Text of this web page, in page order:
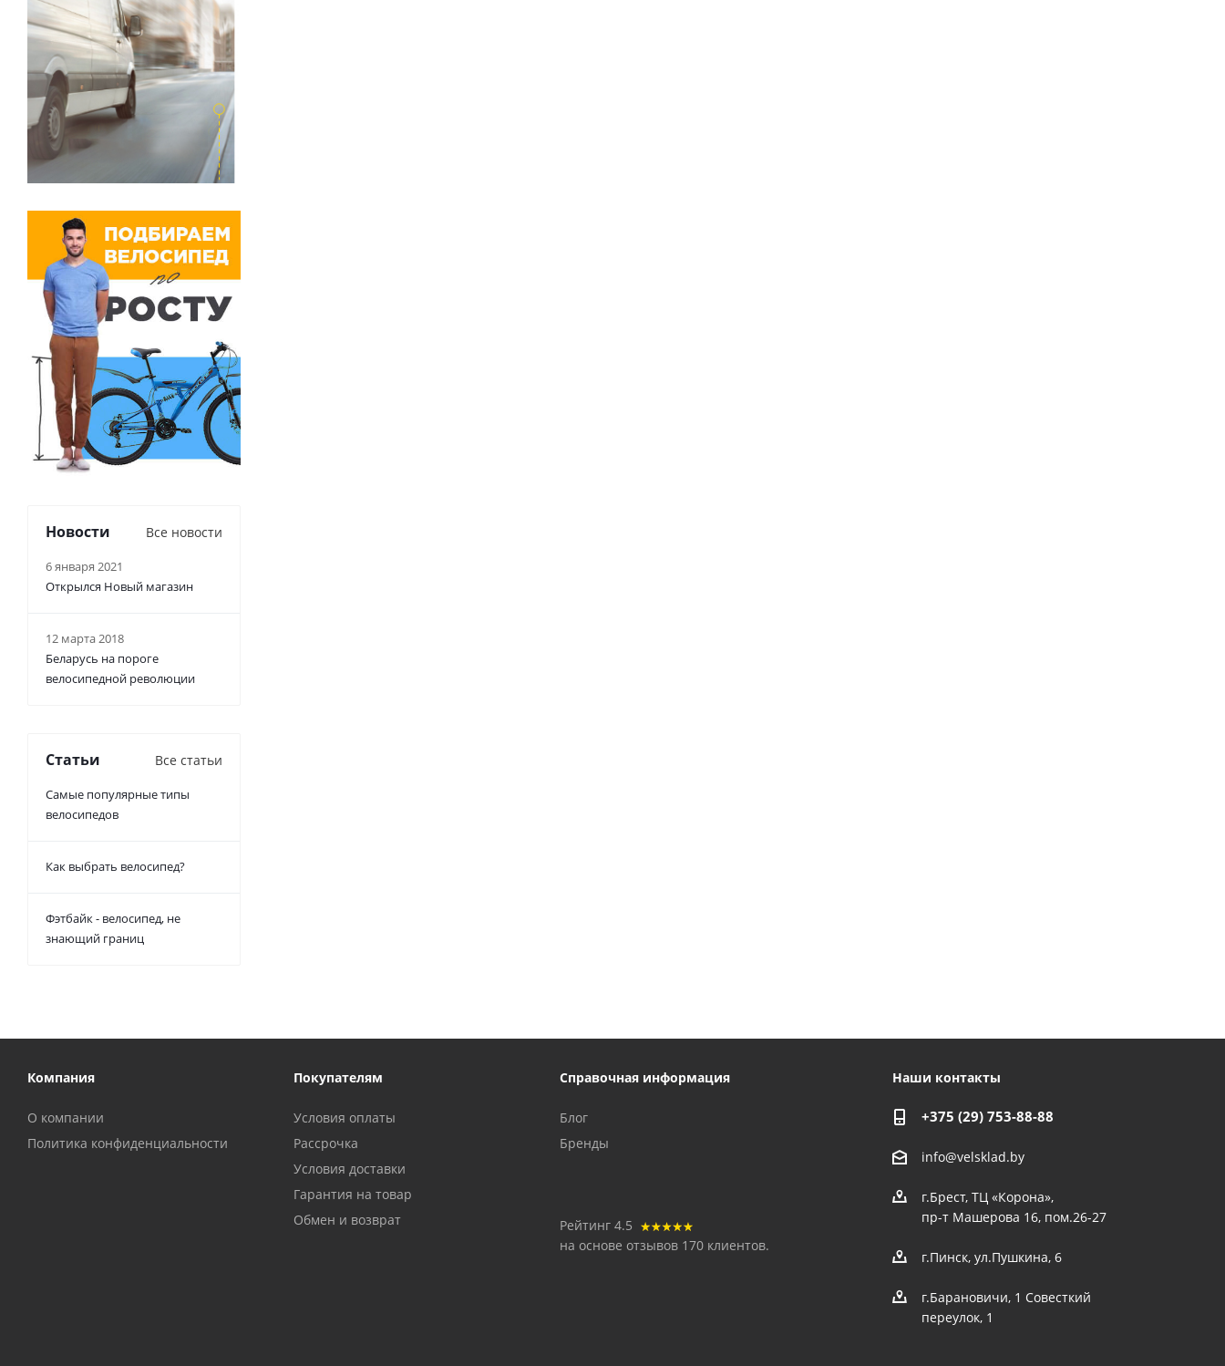
Новости Все новости
6 января 2021
Открылся Новый магазин
12 марта 2018
Беларусь на пороге
велосипедной революции
Статьи Все статьи
Самые популярные типы
велосипедов
Как выбрать велосипед?
Фэтбайк - велосипед, не
знающий границ
Компания
О компании
Политика конфиденциальности
Покупателям
Условия оплаты
Рассрочка
Условия доставки
Гарантия на товар
Обмен и возврат
Справочная информация
Блог
Бренды
Рейтинг 4.5
на основе отзывов 170 клиентов.
Наши контакты
+375 (29) 753-88-88
info@velsklad.by
г.Брест, ТЦ «Корона»,
пр-т Машерова 16, пом.26-27
г.Пинск, ул.Пушкина, 6
г.Барановичи, 1 Совесткий
переулок, 1